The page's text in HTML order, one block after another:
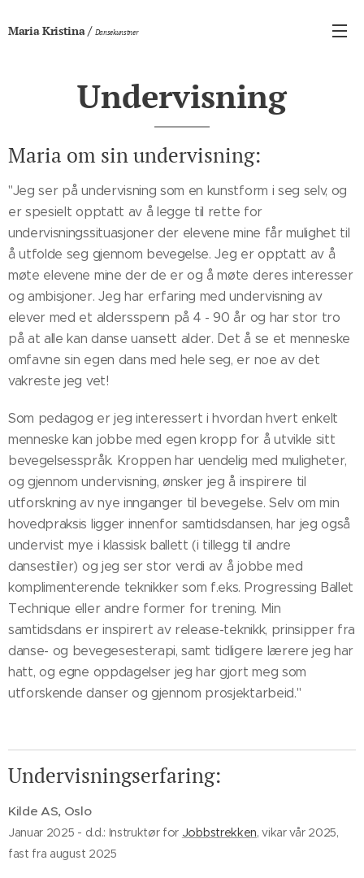
Maria Kristina/ Dansekunstner
Undervisning
Maria om sin undervisning:
"Jeg ser på undervisning som en kunstform i seg selv, og
er spesielt opptatt av å legge til rette for
undervisningssituasjoner der elevene mine får mulighet til
å utfolde seg gjennom bevegelse. Jeg er opptatt av å
møte elevene mine der de er og å møte deres interesser
og ambisjoner. Jeg har erfaring med undervisning av
elever med et aldersspenn på 4 - 90 år og har stor tro
på at alle kan danse uansett alder. Det å se et menneske
omfavne sin egen dans med hele seg, er noe av det
vakreste jeg vet!
Som pedagog er jeg interessert i hvordan hvert enkelt
menneske kan jobbe med egen kropp for å utvikle sitt
bevegelsesspråk. Kroppen har uendelig med muligheter,
og gjennom undervisning, ønsker jeg å inspirere til
utforskning av nye innganger til bevegelse. Selv om min
hovedpraksis ligger innenfor samtidsdansen, har jeg også
undervist mye i klassisk ballett (i tillegg til andre
dansestiler) og jeg ser stor verdi av å jobbe med
komplimenterende teknikker som f.eks. Progressing Ballet
Technique eller andre former for trening. Min
samtidsdans er inspirert av release-teknikk, prinsipper fra
danse- og bevegesesterapi, samt tidligere lærere jeg har
hatt, og egne oppdagelser jeg har gjort meg som
utforskende danser og gjennom prosjektarbeid."
Undervisningserfaring:
Kilde AS, Oslo
Januar 2025 - d.d.: Instruktør for Jobbstrekken, vikar vår 2025,
fast fra august 2025